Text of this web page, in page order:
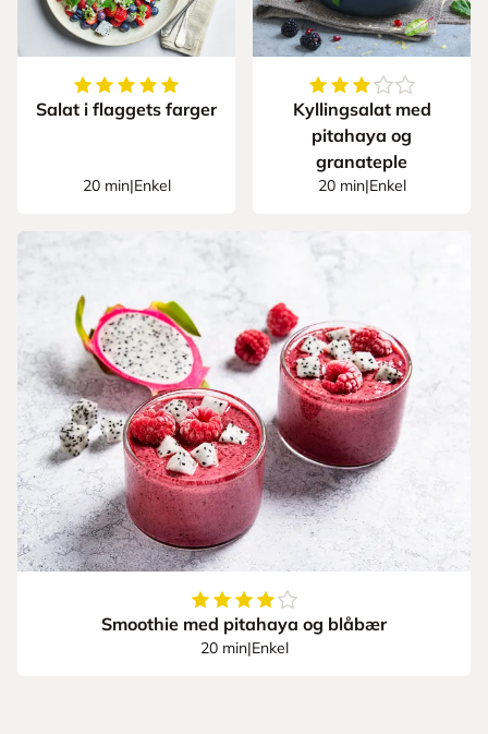
5av5stjerner
Salat i flaggets farger
20 min|Enkel
Kyllingsalat med
pitahaya og
granateple
20 min|Enkel
4.333333333333333
Smoothie med pitahaya og blåbær
20 min|Enkel